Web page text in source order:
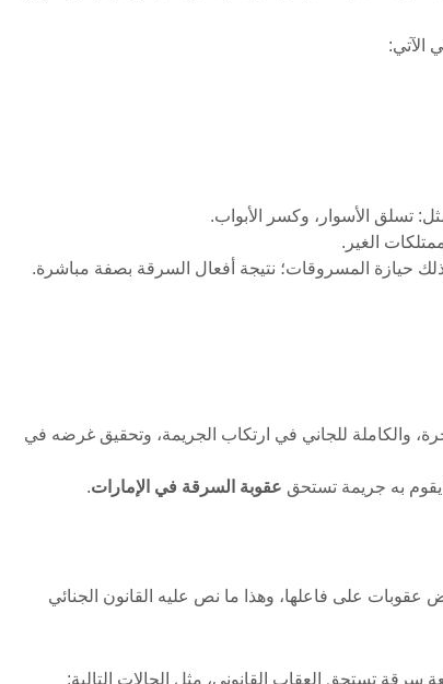
الآتي:
تسلق الأسوار، وكسر الأبواب.
الغير.
بذلك حيازة المسروقات؛ نتيجة أفعال السرقة بصفة مباشرة.
والكاملة للجاني في ارتكاب الجريمة، وتحقيق غرضه في
يقوم به جريمة تستحق عقوبة السرقة في الإمارات.
على فاعلها، وهذا ما نص عليه القانون الجنائي
سرقة تستحق العقاب القانوني، مثل الحالات التالية: